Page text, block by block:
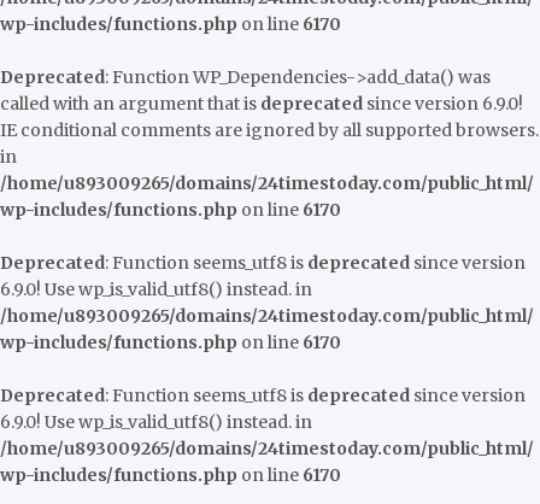
wp-includes/functions.php on line 6170
Deprecated: Function WP_Dependencies->add_data() was
called with an argument that is deprecated since version 6.9.0!
IE conditional comments are ignored by all supported browsers.
in
/home/u893009265/domains/24timestoday.com/public_html/
wp-includes/functions.php on line 6170
Deprecated: Function seems_utf8 is deprecated since version
6.9.0! Use wp_is_valid_utf8() instead. in
/home/u893009265/domains/24timestoday.com/public_html/
wp-includes/functions.php on line 6170
Deprecated: Function seems_utf8 is deprecated since version
6.9.0! Use wp_is_valid_utf8() instead. in
/home/u893009265/domains/24timestoday.com/public_html/
wp-includes/functions.php on line 6170